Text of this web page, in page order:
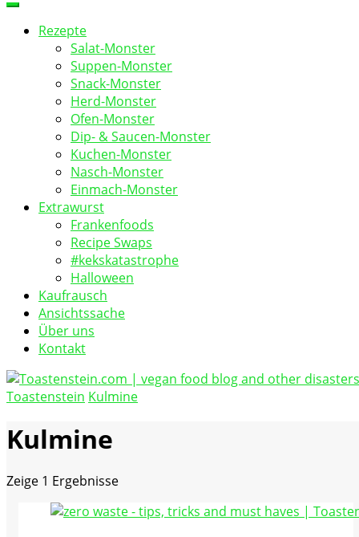
Rezepte
Salat-Monster
Suppen-Monster
Snack-Monster
Herd-Monster
Ofen-Monster
Dip- & Saucen-Monster
Kuchen-Monster
Nasch-Monster
Einmach-Monster
Extrawurst
Frankenfoods
Recipe Swaps
#kekskatastrophe
Halloween
Kaufrausch
Ansichtssache
Über uns
Kontakt
Toastenstein.com
Toastenstein Kulmine
Kulmine
Zeige 1 Ergebnisse